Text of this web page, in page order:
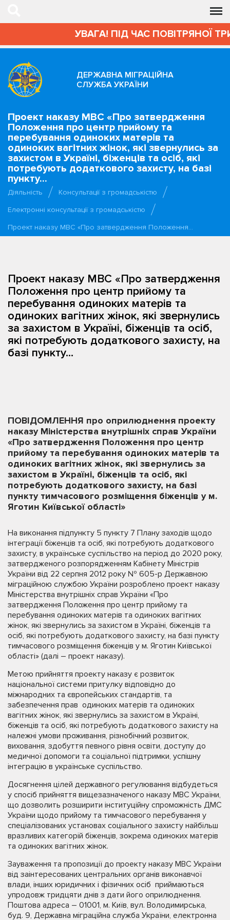
УВАГА! ПІД ЧАС ПОВІТРЯНОЇ
ДЕРЖАВНА МІГРАЦІЙНА
СЛУЖБА УКРАЇНИ
Проект наказу МВС «Про затвердження
Положення про центр прийому та
перебування одиноких матерів та
одиноких вагітних жінок, які звернулись за
захистом в Україні, біженців та осіб, які
потребують додаткового захисту, на базі
пункту...
Діяльність
Консультації з громадськістю
Електронні консультації з громадськістю
Проект наказу МВС «Про затвердження Положення…
Проект наказу МВС «Про затвердження
Положення про центр прийому та
перебування одиноких матерів та
одиноких вагітних жінок, які звернулись
за захистом в Україні, біженців та осіб,
які потребують додаткового захисту, на
базі пункту...
ПОВІДОМЛЕННЯ про оприлюднення проекту
наказу Міністерства внутрішніх справ України
«Про затвердження Положення про центр
прийому та перебування одиноких матерів та
одиноких вагітних жінок, які звернулись за
захистом в Україні, біженців та осіб, які
потребують додаткового захисту, на базі
пункту тимчасового розміщення біженців у м.
Яготин Київської області»
На виконання підпункту 5 пункту 7 Плану заходів щодо
інтеграції біженців та осіб, які потребують додаткового
захисту, в українське суспільство на період до 2020 року,
затвердженого розпорядженням Кабінету Міністрів
України від 22 серпня 2012 року № 605-р Державною
міграційною службою України розроблено проект наказу
Міністерства внутрішніх справ України «Про
затвердження Положення про центр прийому та
перебування одиноких матерів та одиноких вагітних
жінок, які звернулись за захистом в Україні, біженців та
осіб, які потребують додаткового захисту, на базі пункту
тимчасового розміщення біженців у м. Яготин Київської
області» (далі – проект наказу).
Метою прийняття проекту наказу є розвиток
національної системи притулку відповідно до
міжнародних та європейських стандартів, та
забезпечення прав одиноких матерів та одиноких
вагітних жінок, які звернулись за захистом в Україні,
біженців та осіб, які потребують додаткового захисту на
належні умови проживання, різнобічний розвиток,
виховання, здобуття певного рівня освіти, доступу до
медичної допомоги та соціальної підтримки, успішну
інтеграцію в українське суспільство.
Досягнення цілей державного регулювання відбудеться
у спосіб прийняття вищезазначеного наказу МВС України,
що дозволить розширити інституційну спроможність ДМС
України щодо прийому та тимчасового перебування у
спеціалізованих установах соціального захисту найбільш
вразливих категорій біженців, зокрема одиноких матерів
та одиноких вагітних жінок.
Зауваження та пропозиції до проекту наказу МВС України
від заінтересованих центральних органів виконавчої
влади, інших юридичних і фізичних осіб приймаються
упродовж тридцяти днів з дати його оприлюднення.
Поштова адреса – 01001, м. Київ, вул. Володимирська,
буд. 9, Державна міграційна служба України, електронна